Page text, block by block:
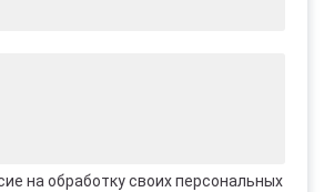
на обработку своих персональных